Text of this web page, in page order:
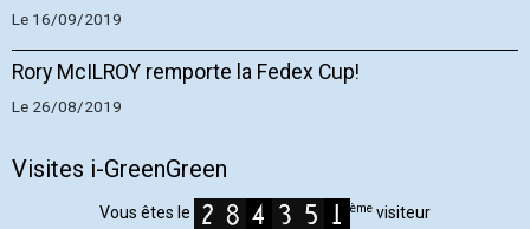
Le 16/09/2019
Rory McILROY remporte la Fedex Cup!
Le 26/08/2019
Visites i-GreenGreen
Vous êtes le ème visiteur